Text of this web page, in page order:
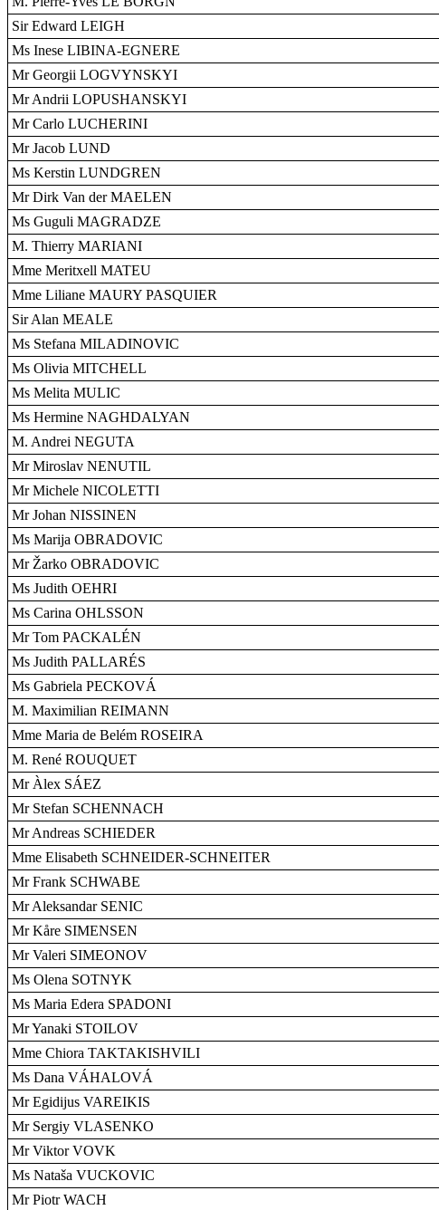
Sir Edward LEIGH
Ms Inese LIBINA-EGNERE
Mr Georgii LOGVYNSKYI
Mr Andrii LOPUSHANSKYI
Mr Carlo LUCHERINI
Mr Jacob LUND
Ms Kerstin LUNDGREN
Mr Dirk Van der MAELEN
Ms Guguli MAGRADZE
M. Thierry MARIANI
Mme Meritxell MATEU
Mme Liliane MAURY PASQUIER
Sir Alan MEALE
Ms Stefana MILADINOVIC
Ms Olivia MITCHELL
Ms Melita MULIC
Ms Hermine NAGHDALYAN
M. Andrei NEGUTA
Mr Miroslav NENUTIL
Mr Michele NICOLETTI
Mr Johan NISSINEN
Ms Marija OBRADOVIC
Mr Žarko OBRADOVIC
Ms Judith OEHRI
Ms Carina OHLSSON
Mr Tom PACKALÉN
Ms Judith PALLARÉS
Ms Gabriela PECKOVÁ
M. Maximilian REIMANN
Mme Maria de Belém ROSEIRA
M. René ROUQUET
Mr Àlex SÁEZ
Mr Stefan SCHENNACH
Mr Andreas SCHIEDER
Mme Elisabeth SCHNEIDER-SCHNEITER
Mr Frank SCHWABE
Mr Aleksandar SENIC
Mr Kåre SIMENSEN
Mr Valeri SIMEONOV
Ms Olena SOTNYK
Ms Maria Edera SPADONI
Mr Yanaki STOILOV
Mme Chiora TAKTAKISHVILI
Ms Dana VÁHALOVÁ
Mr Egidijus VAREIKIS
Mr Sergiy VLASENKO
Mr Viktor VOVK
Ms Nataša VUCKOVIC
Mr Piotr WACH